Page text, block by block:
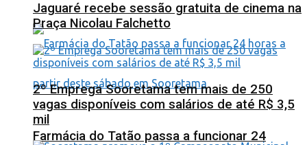
Farmácia do Tatão passa a funcionar 24
Jaguaré recebe sessão gratuita de cinema na
Praça Nicolau Falchetto
2º Emprega Sooretama tem mais de 250
vagas disponíveis com salários de até R$ 3,5
mil